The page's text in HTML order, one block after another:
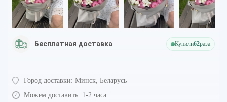
Бесплатная доставка Купили62раза
Город доставки: Минск, Беларусь
Можем доставить: 1-2 часа